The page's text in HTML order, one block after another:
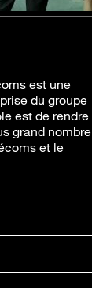
est une
du groupe
est de rendre
grand nombre
et le